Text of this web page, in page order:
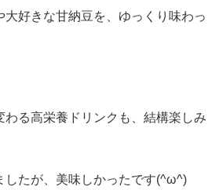
好きな甘納豆を、ゆっくり味わっ
わる高栄養ドリンクも、結構楽しみ
したが、美味しかったです(^ω^)